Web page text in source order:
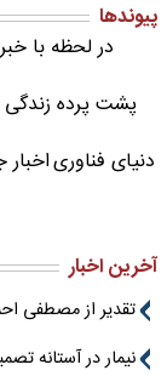
پیوندها
در لحظه با
پشت پرده زندگی
دنیای فناوری
آخرین اخبار
تقدیر از مصطفی
نیمار در آستانه